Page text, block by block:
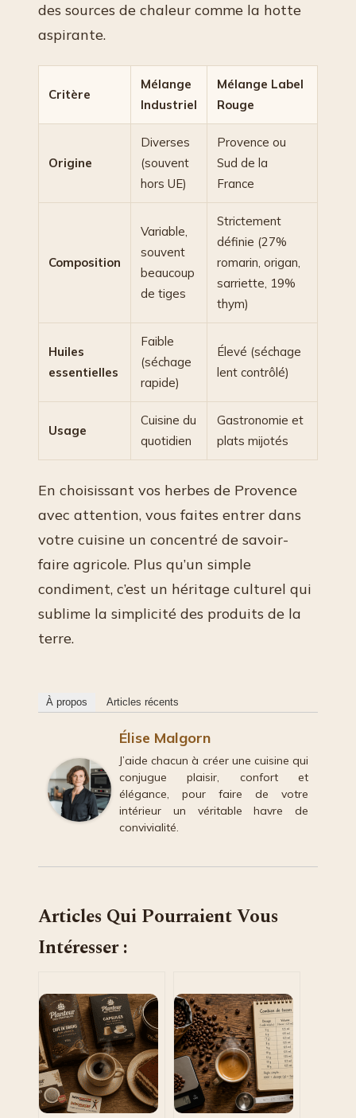
des sources de chaleur comme la hotte
aspirante.
Critère
Mélange
Industriel
Mélange Label
Rouge
Origine
Diverses
(souvent
hors UE)
Provence ou
Sud de la
France
Composition
Variable,
souvent
beaucoup
de tiges
Strictement
définie (27%
romarin, origan,
sarriette, 19%
thym)
Huiles
essentielles
Faible
(séchage
rapide)
Élevé (séchage
lent contrôlé)
Usage
Cuisine du
quotidien
Gastronomie et
plats mijotés
En choisissant vos herbes de Provence
avec attention, vous faites entrer dans
votre cuisine un concentré de savoir-
faire agricole. Plus qu’un simple
condiment, c’est un héritage culturel qui
sublime la simplicité des produits de la
terre.
À propos Articles récents
Élise Malgorn
J’aide chacun à créer une cuisine qui
conjugue plaisir, confort et
élégance, pour faire de votre
intérieur un véritable havre de
convivialité.
Articles Qui Pourraient Vous
Intéresser :